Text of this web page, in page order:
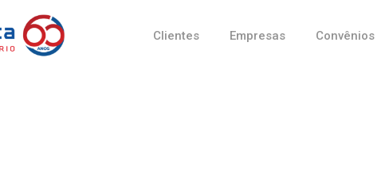
Clientes Empresas Convênios